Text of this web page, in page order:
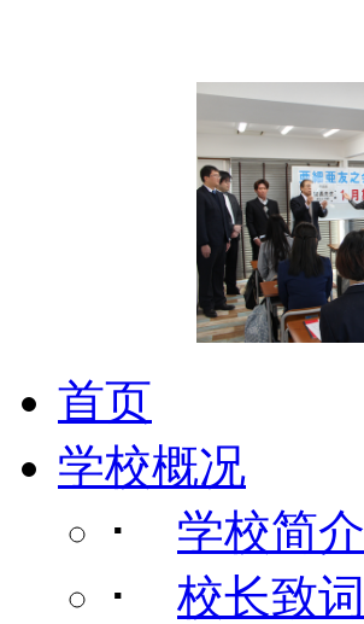
首页
学校概况
･ 学校简介
･ 校长致词